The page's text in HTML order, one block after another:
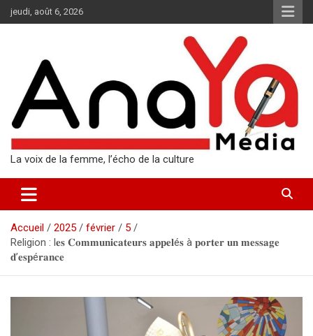
Aller
au
jeudi, août 6, 2026
La voix de la femme, l’écho de la culture
Accueil 2025 février
5
Religion : l𝐞𝐬 𝐂𝐨𝐦𝐦𝐮𝐧𝐢𝐜𝐚𝐭𝐞𝐮𝐫𝐬 𝐚𝐩𝐩𝐞𝐥é𝐬 à 𝐩𝐨𝐫𝐭𝐞𝐫 𝐮𝐧 𝐦𝐞𝐬𝐬𝐚𝐠𝐞
𝐝’𝐞𝐬𝐩é𝐫𝐚𝐧𝐜𝐞